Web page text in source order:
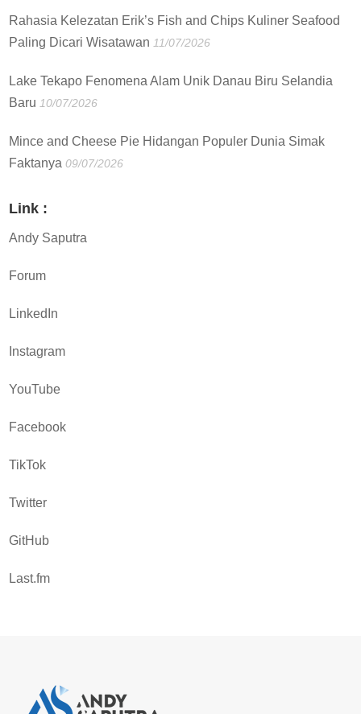
Rahasia Kelezatan Erik’s Fish and Chips Kuliner Seafood
Paling Dicari Wisatawan 11/07/2026
Lake Tekapo Fenomena Alam Unik Danau Biru Selandia
Baru 10/07/2026
Mince and Cheese Pie Hidangan Populer Dunia Simak
Faktanya 09/07/2026
Link :
Andy Saputra
Forum
LinkedIn
Instagram
YouTube
Facebook
TikTok
Twitter
GitHub
Last.fm